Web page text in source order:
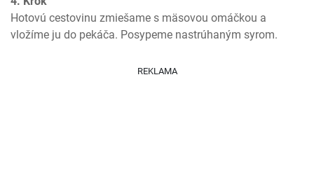
Hotovú cestovinu zmiešame s mäsovou omáčkou a
vložíme ju do pekáča. Posypeme nastrúhaným syrom.
REKLAMA